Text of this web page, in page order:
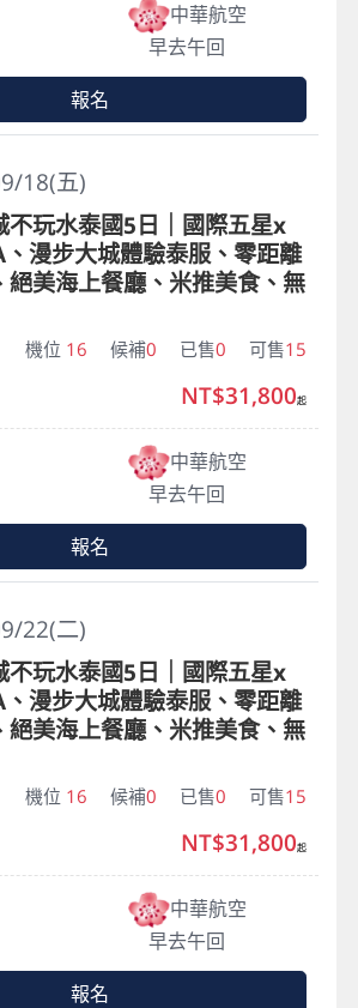
中華航空
早去午回
報名
18(五)
不玩水泰國5日｜國際五星x
、漫步大城體驗泰服、零距離
絕美海上餐廳、米推美食、無
機位 16 候補0 已售0 可售15
中華航空
早去午回
NT$31,800起
報名
22(二)
不玩水泰國5日｜國際五星x
、漫步大城體驗泰服、零距離
絕美海上餐廳、米推美食、無
機位 16 候補0 已售0 可售15
中華航空
早去午回
NT$31,800起
報名